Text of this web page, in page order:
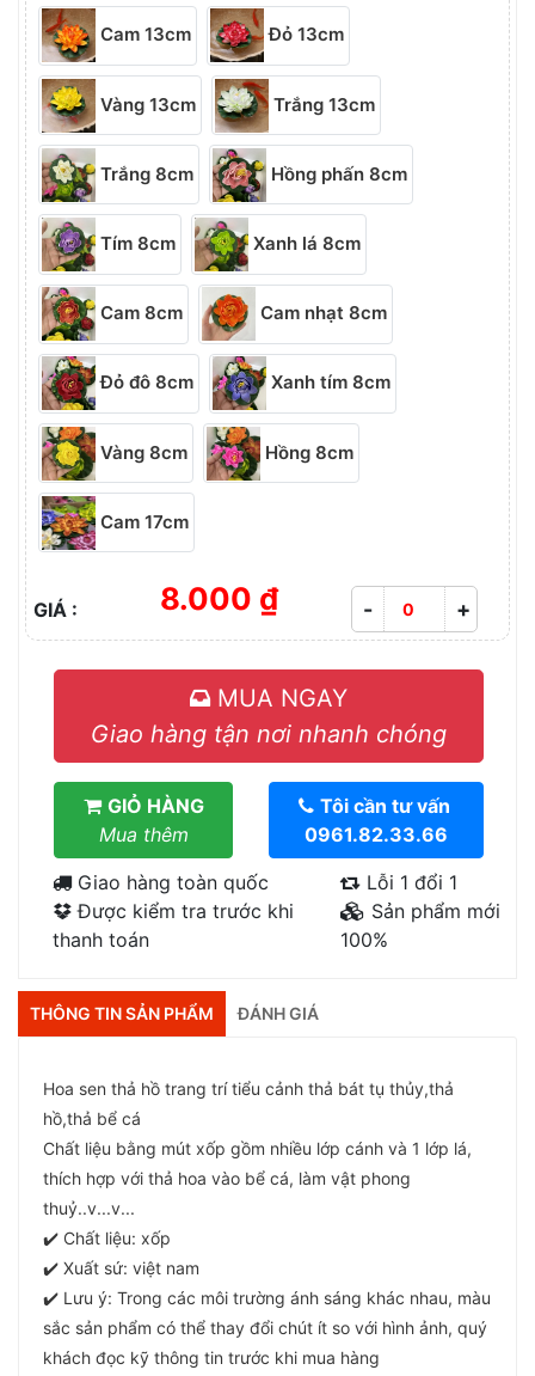
Cam 13cm Đỏ 13cm
Vàng 13cm Trắng 13cm
Trắng 8cm Hồng phấn 8cm
Tím 8cm Xanh lá 8cm
Cam 8cm Cam nhạt 8cm
Đỏ đô 8cm Xanh tím 8cm
Vàng 8cm Hồng 8cm
Cam 17cm
GIÁ : 8.000 ₫ - +
MUA NGAY
Giao hàng tận nơi nhanh chóng
GIỎ HÀNG
Mua thêm
Tôi cần tư vấn
0961.82.33.66
Giao hàng toàn quốc
Được kiểm tra trước khi
thanh toán
Lỗi 1 đổi 1
Sản phẩm mới
100%
THÔNG TIN SẢN PHẨM ĐÁNH GIÁ
Hoa sen thả hồ trang trí tiểu cảnh thả bát tụ thủy,thả
hồ,thả bể cá
Chất liệu bằng mút xốp gồm nhiều lớp cánh và 1 lớp lá,
thích hợp với thả hoa vào bể cá, làm vật phong
thuỷ..v...v...
✔️ Chất liệu: xốp
✔️ Xuất sứ: việt nam
✔️ Lưu ý: Trong các môi trường ánh sáng khác nhau, màu
sắc sản phẩm có thể thay đổi chút ít so với hình ảnh, quý
khách đọc kỹ thông tin trước khi mua hàng